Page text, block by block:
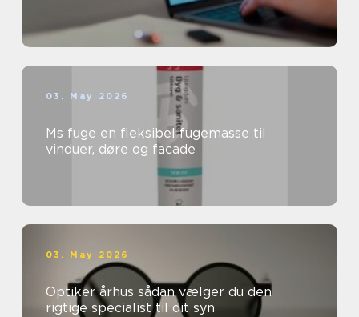
03. May 2026
Ms fuge en fleksibel fugemasse til
vinduer, døre og facade
03. May 2026
Optiker århus sådan vælger du den
rigtige specialist til dit syn